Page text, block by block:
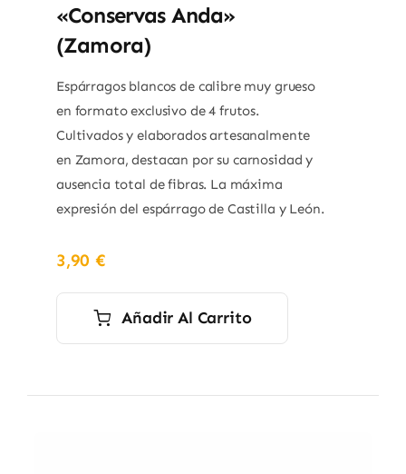
«Conservas Anda»
(Zamora)
Espárragos blancos de calibre muy grueso
en formato exclusivo de 4 frutos.
Cultivados y elaborados artesanalmente
en Zamora, destacan por su carnosidad y
ausencia total de fibras. La máxima
expresión del espárrago de Castilla y León.
3,90€
Añadir Al Carrito